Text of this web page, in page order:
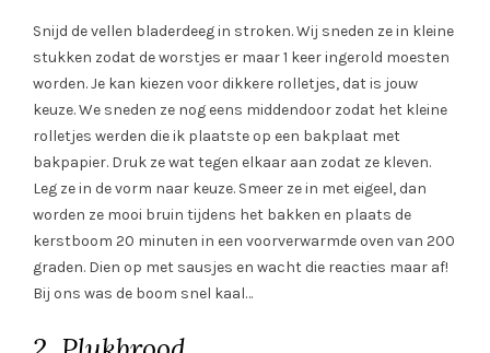
Snijd de vellen bladerdeeg in stroken. Wij sneden ze in kleine
stukken zodat de worstjes er maar 1 keer ingerold moesten
worden. Je kan kiezen voor dikkere rolletjes, dat is jouw
keuze. We sneden ze nog eens middendoor zodat het kleine
rolletjes werden die ik plaatste op een bakplaat met
bakpapier. Druk ze wat tegen elkaar aan zodat ze kleven.
Leg ze in de vorm naar keuze. Smeer ze in met eigeel, dan
worden ze mooi bruin tijdens het bakken en plaats de
kerstboom 20 minuten in een voorverwarmde oven van 200
graden. Dien op met sausjes en wacht die reacties maar af!
Bij ons was de boom snel kaal…